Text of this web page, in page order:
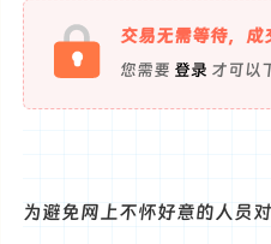
交易无需等待，成
您需要 登录 才可以
为避免网上不怀好意的人员